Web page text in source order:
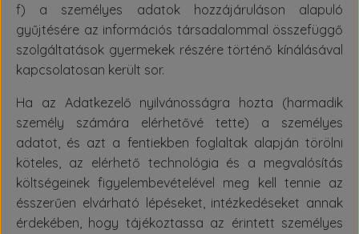
f) a személyes adatok hozzájáruláson alapuló
gyűjtésére az információs társadalommal összefüggő
szolgáltatások gyermekek részére történő kínálásával
kapcsolatosan került sor.
Ha az Adatkezelő nyilvánosságra hozta (harmadik
személy számára elérhetővé tette) a személyes
adatot, és azt a fentiekben foglaltak alapján törölni
köteles, az elérhető technológia és a megvalósítás
költségeinek figyelembevételével meg kell tennie az
ésszerűen elvárható lépéseket, intézkedéseket annak
érdekében, hogy tájékoztassa az érintett személyes